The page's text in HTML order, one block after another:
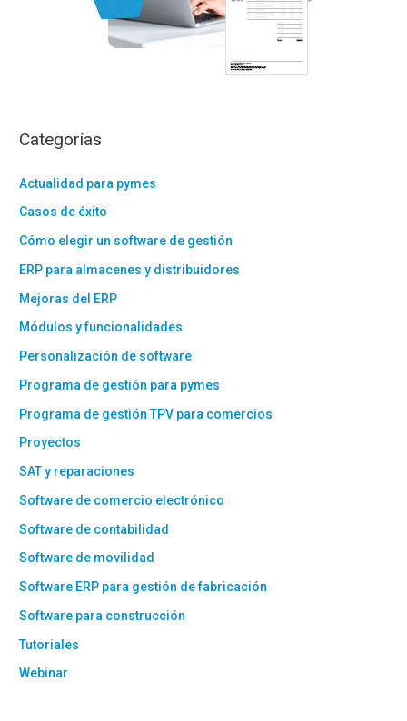
Categorías
Actualidad para pymes
Casos de éxito
Cómo elegir un software de gestión
ERP para almacenes y distribuidores
Mejoras del ERP
Módulos y funcionalidades
Personalización de software
Programa de gestión para pymes
Programa de gestión TPV para comercios
Proyectos
SAT y reparaciones
Software de comercio electrónico
Software de contabilidad
Software de movilidad
Software ERP para gestión de fabricación
Software para construcción
Tutoriales
Webinar